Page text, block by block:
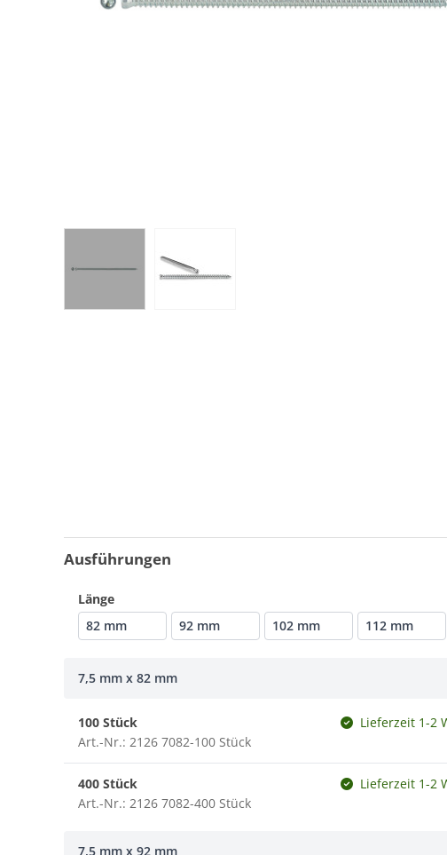
Ausführungen
Länge
82 mm
92 mm 102 mm 112 mm
7,5 mm x 82 mm
100 Stück
Art.-Nr.: 2126 7082-100 Stück
Lieferzeit 1-2
400 Stück
Art.-Nr.: 2126 7082-400 Stück
Lieferzeit 1-2
7,5 mm x 92 mm